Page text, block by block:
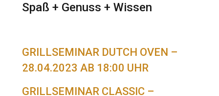
Spaß + Genuss + Wissen
GRILLSEMINAR DUTCH OVEN –
28.04.2023 AB 18:00 UHR
GRILLSEMINAR CLASSIC –